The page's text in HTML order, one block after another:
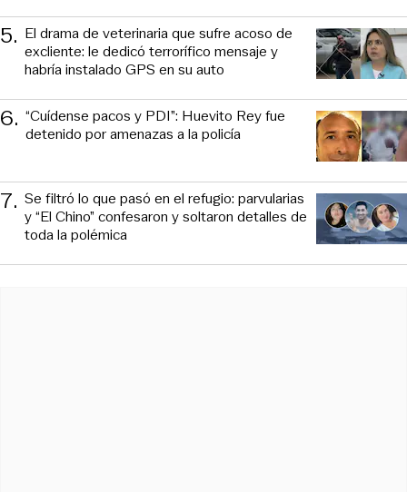
5. El drama de veterinaria que sufre acoso de
excliente: le dedicó terrorífico mensaje y
habría instalado GPS en su auto
6. “Cuídense pacos y PDI”: Huevito Rey fue
detenido por amenazas a la policía
7. Se filtró lo que pasó en el refugio: parvularias
y “El Chino” confesaron y soltaron detalles de
toda la polémica